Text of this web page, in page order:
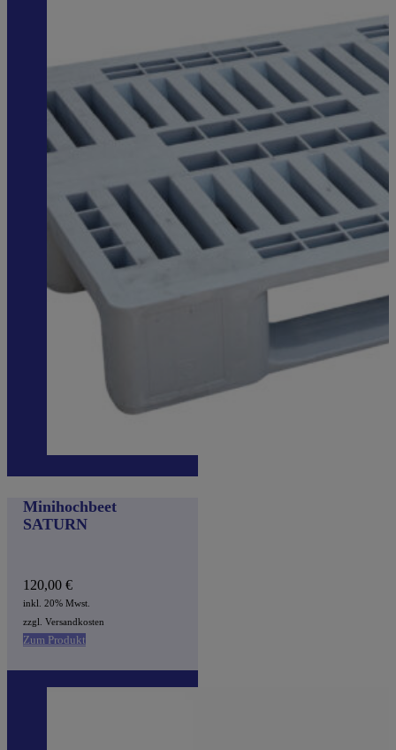
Minihochbeet
SATURN
120,00€
inkl. 20% Mwst.
zzgl. Versandkosten
Zum Produkt